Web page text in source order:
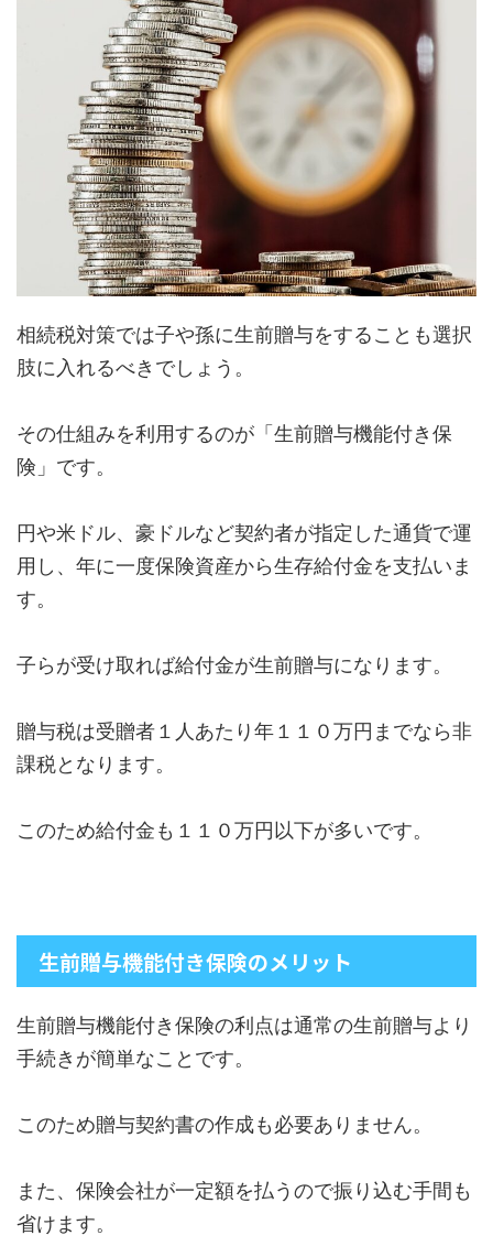
相続税対策では子や孫に生前贈与をすることも選択
肢に入れるべきでしょう。
その仕組みを利用するのが「生前贈与機能付き保
険」です。
円や米ドル、豪ドルなど契約者が指定した通貨で運
用し、年に一度保険資産から生存給付金を支払いま
す。
子らが受け取れば給付金が生前贈与になります。
贈与税は受贈者１人あたり年１１０万円までなら非
課税となります。
このため給付金も１１０万円以下が多いです。
生前贈与機能付き保険のメリット
生前贈与機能付き保険の利点は通常の生前贈与より
手続きが簡単なことです。
このため贈与契約書の作成も必要ありません。
また、保険会社が一定額を払うので振り込む手間も
省けます。